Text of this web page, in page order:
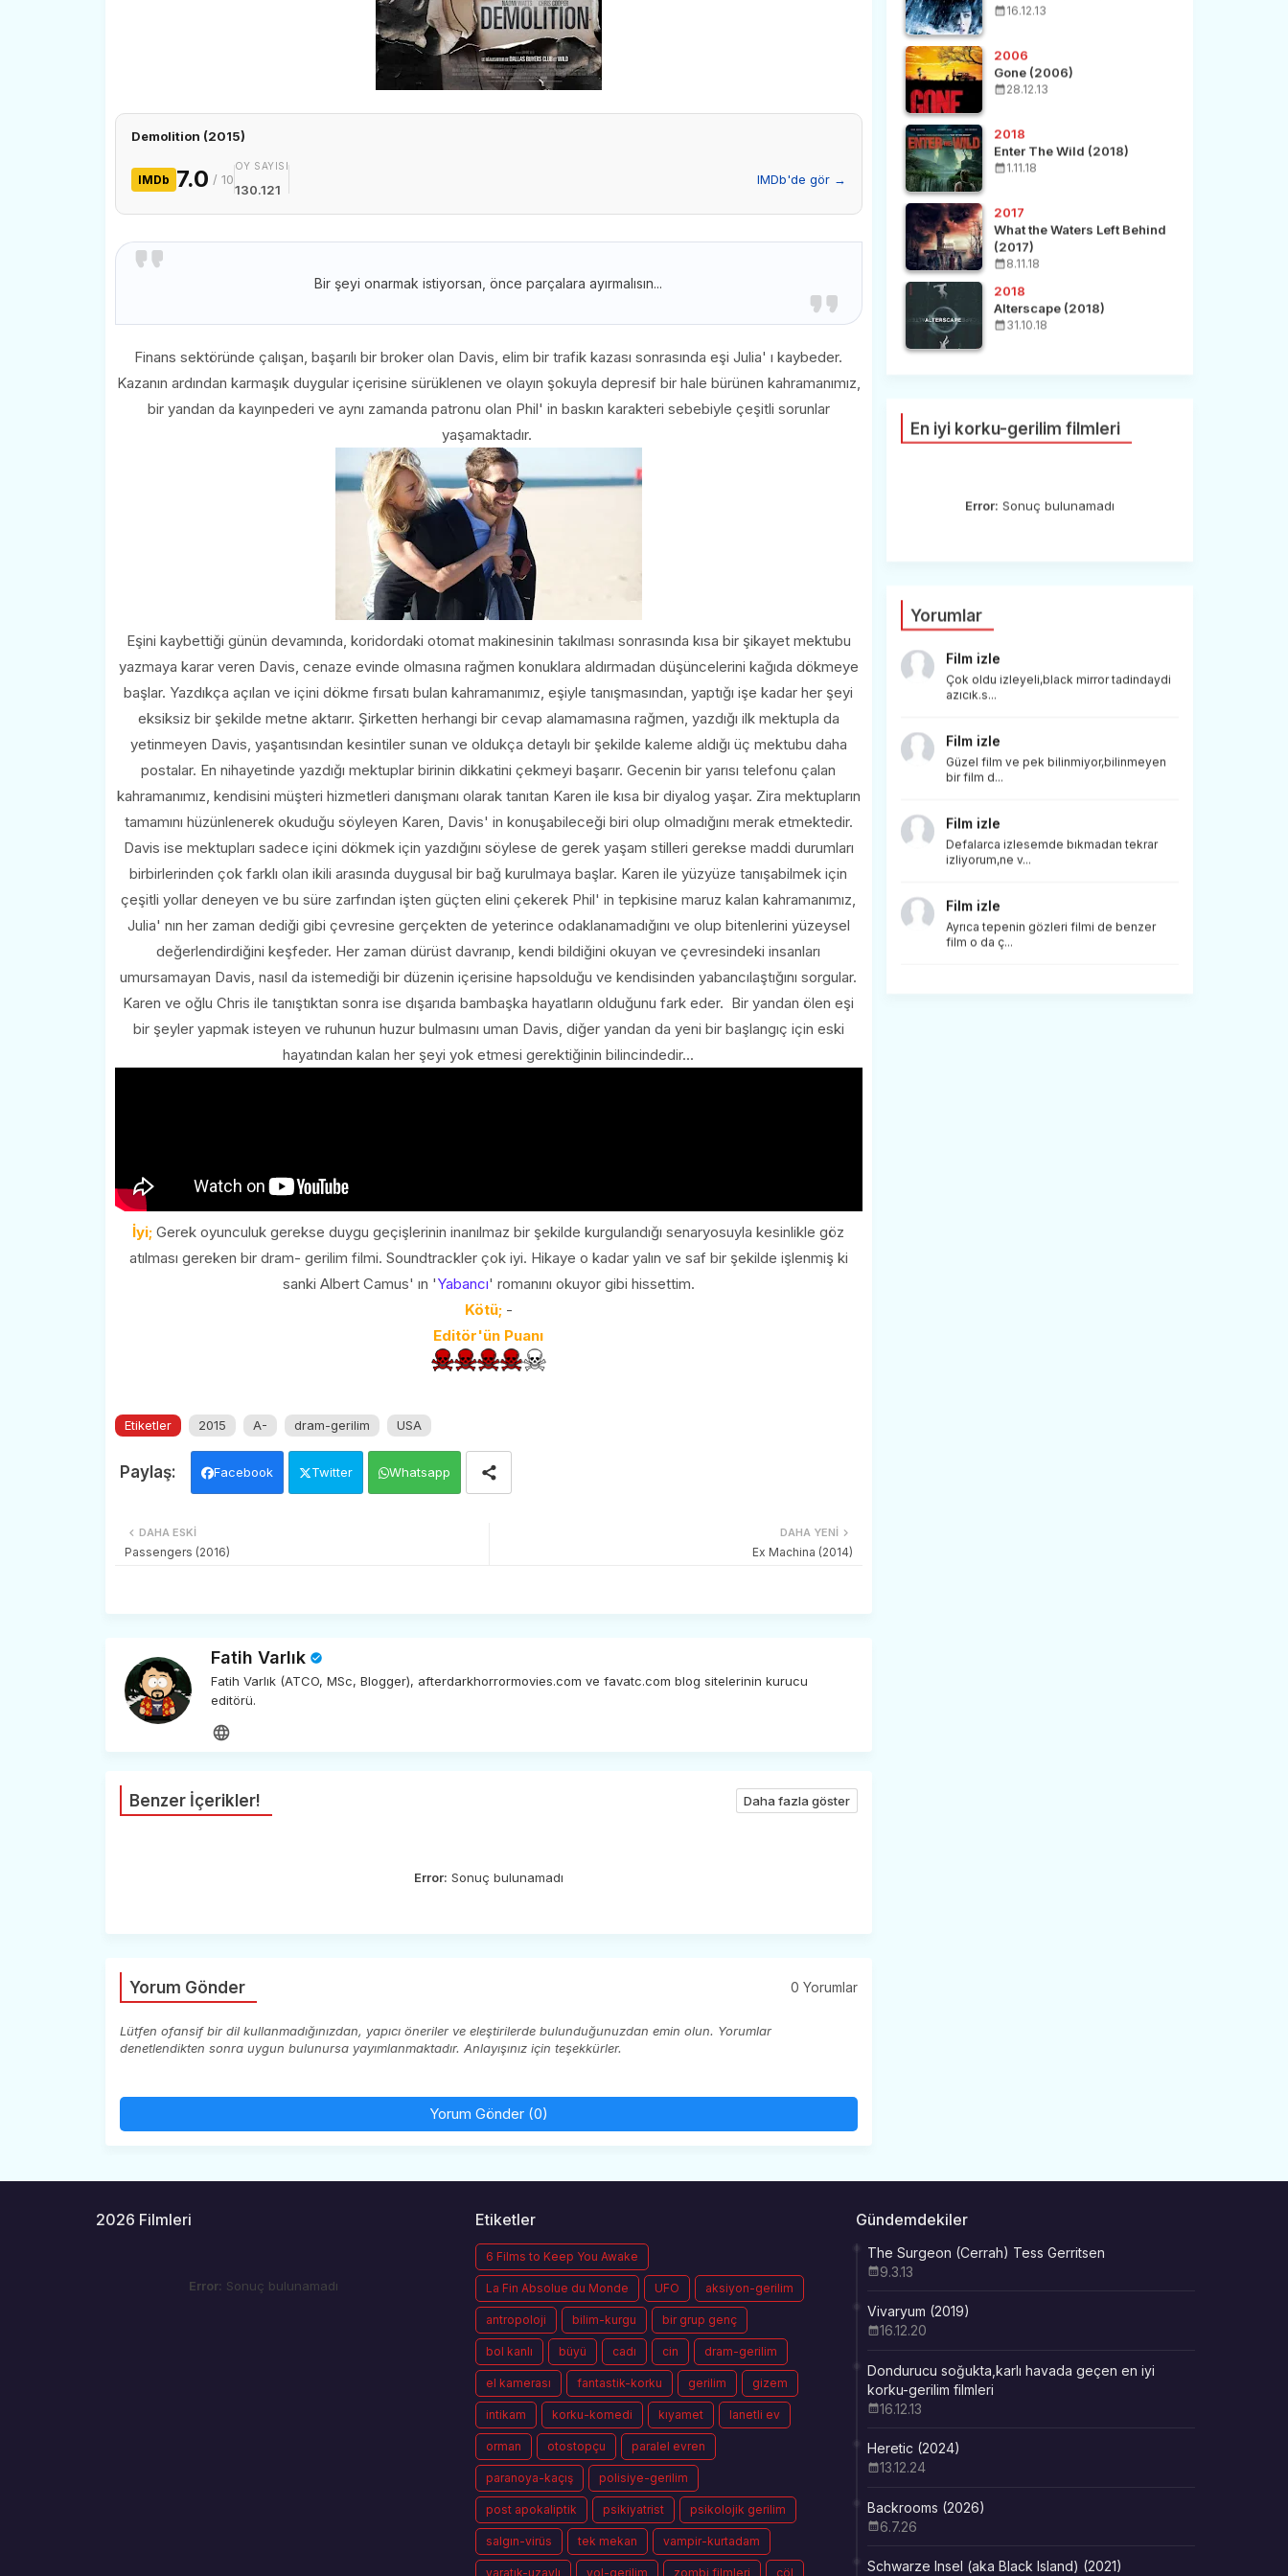
Demolition (2015)
IMDb 7.0 / 10
OY SAYISI
130.121
IMDb'de gör →
Bir şeyi onarmak istiyorsan, önce parçalara ayırmalısın...
Finans sektöründe çalışan, başarılı bir broker olan Davis, elim bir trafik kazası sonrasında eşi Julia' ı kaybeder.
Kazanın ardından karmaşık duygular içerisine sürüklenen ve olayın şokuyla depresif bir hale bürünen kahramanımız,
bir yandan da kayınpederi ve aynı zamanda patronu olan Phil' in baskın karakteri sebebiyle çeşitli sorunlar
yaşamaktadır.
Eşini kaybettiği günün devamında, koridordaki otomat makinesinin takılması sonrasında kısa bir şikayet mektubu
yazmaya karar veren Davis, cenaze evinde olmasına rağmen konuklara aldırmadan düşüncelerini kağıda dökmeye
başlar. Yazdıkça açılan ve içini dökme fırsatı bulan kahramanımız, eşiyle tanışmasından, yaptığı işe kadar her şeyi
eksiksiz bir şekilde metne aktarır. Şirketten herhangi bir cevap alamamasına rağmen, yazdığı ilk mektupla da
yetinmeyen Davis, yaşantısından kesintiler sunan ve oldukça detaylı bir şekilde kaleme aldığı üç mektubu daha
postalar. En nihayetinde yazdığı mektuplar birinin dikkatini çekmeyi başarır. Gecenin bir yarısı telefonu çalan
kahramanımız, kendisini müşteri hizmetleri danışmanı olarak tanıtan Karen ile kısa bir diyalog yaşar. Zira mektupların
tamamını hüzünlenerek okuduğu söyleyen Karen, Davis' in konuşabileceği biri olup olmadığını merak etmektedir.
Davis ise mektupları sadece içini dökmek için yazdığını söylese de gerek yaşam stilleri gerekse maddi durumları
birbirlerinden çok farklı olan ikili arasında duygusal bir bağ kurulmaya başlar. Karen ile yüzyüze tanışabilmek için
çeşitli yollar deneyen ve bu süre zarfından işten güçten elini çekerek Phil' in tepkisine maruz kalan kahramanımız,
Julia' nın her zaman dediği gibi çevresine gerçekten de yeterince odaklanamadığını ve olup bitenlerini yüzeysel
değerlendirdiğini keşfeder. Her zaman dürüst davranıp, kendi bildiğini okuyan ve çevresindeki insanları
umursamayan Davis, nasıl da istemediği bir düzenin içerisine hapsolduğu ve kendisinden yabancılaştığını sorgular.
Karen ve oğlu Chris ile tanıştıktan sonra ise dışarıda bambaşka hayatların olduğunu fark eder. Bir yandan ölen eşi
bir şeyler yapmak isteyen ve ruhunun huzur bulmasını uman Davis, diğer yandan da yeni bir başlangıç için eski
hayatından kalan her şeyi yok etmesi gerektiğinin bilincindedir...
İyi; Gerek oyunculuk gerekse duygu geçişlerinin inanılmaz bir şekilde kurgulandığı senaryosuyla kesinlikle göz
atılması gereken bir dram- gerilim filmi. Soundtrackler çok iyi. Hikaye o kadar yalın ve saf bir şekilde işlenmiş ki
sanki Albert Camus' ın 'Yabancı' romanını okuyor gibi hissettim.
Kötü;-
Editör'ün Puanı
Etiketler 2015 A- dram-gerilim USA
Facebook Twitter Whatsapp
DAHA YENI
Ex Machina (2014)
DAHA ESKI
Passengers (2016)
Fatih Varlık
Fatih Varlık (ATCO, MSc, Blogger), afterdarkhorrormovies.com ve favatc.com blog sitelerinin kurucu
editörü.
Benzer İçerikler! Daha fazla göster
Error: Sonuç bulunamadı
Yorum Gönder 0 Yorumlar
Lütfen ofansif bir dil kullanmadığınızdan, yapıcı öneriler ve eleştirilerde bulunduğunuzdan emin olun. Yorumlar
denetlendikten sonra uygun bulunursa yayımlanmaktadır. Anlayışınız için teşekkürler.
Yorum Gönder (0)
16.12.13
2006
Gone (2006)
28.12.13
2018
Enter The Wild (2018)
1.11.18
2017
What the Waters Left Behind
(2017)
8.11.18
2018
Alterscape (2018)
31.10.18
En iyi korku-gerilim filmleri
Error: Sonuç bulunamadı
Yorumlar
Film izle
Çok oldu izleyeli,black mirror tadindaydi
azıcık.s...
Film izle
Güzel film ve pek bilinmiyor,bilinmeyen
bir film d...
Film izle
Defalarca izlesemde bıkmadan tekrar
izliyorum,ne v...
Film izle
Ayrıca tepenin gözleri filmi de benzer
film o da ç...
2026 Filmleri
Error: Sonuç bulunamadı
Etiketler
6 Films to Keep You Awake
La Fin Absolue du Monde UFO aksiyon-gerilim
antropoloji bilim-kurgu bir grup genç
bol kanlı büyü cadı cin dram-gerilim
el kamerası fantastik-korku gerilim gizem
intikam korku-komedi kıyamet lanetli ev
orman otostopçu paralel evren
paranoya-kaçış polisiye-gerilim
post apokaliptik psikiyatrist psikolojik gerilim
salgın-virüs tek mekan vampir-kurtadam
yaratık-uzaylı yol-gerilim zombi filmleri çöl
Gündemdekiler
The Surgeon (Cerrah) Tess Gerritsen
9.3.13
Vivaryum (2019)
16.12.20
Dondurucu soğukta,karlı havada geçen en iyi
korku-gerilim filmleri
16.12.13
Heretic (2024)
13.12.24
Backrooms (2026)
6.7.26
Schwarze Insel (aka Black Island) (2021)